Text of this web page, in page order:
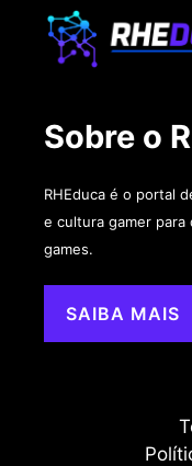
Sobre o
RHEduca é o portal
e cultura gamer
games.
SAIBA MAIS